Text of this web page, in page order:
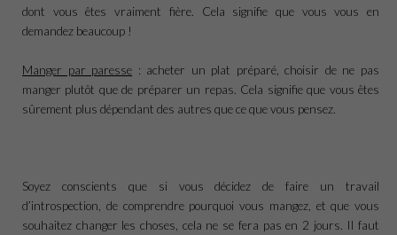
dont vous êtes vraiment fière. Cela signifie que vous vous en
demandez beaucoup !
Manger par paresse : acheter un plat préparé, choisir de ne pas
manger plutôt que de préparer un repas. Cela signifie que vous êtes
sûrement plus dépendant des autres que ce que vous pensez.
Soyez conscients que si vous décidez de faire un travail
d’introspection, de comprendre pourquoi vous mangez, et que vous
souhaitez changer les choses, cela ne se fera pas en 2 jours. Il faut